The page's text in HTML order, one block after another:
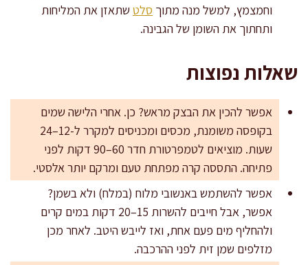
וחמצמץ, למשל מנה מתוך סלט שתאזן את המליחות
ותחתוך את השומן של הגבינה.
שאלות נפוצות
אפשר להכין את הבצק מראש? כן. אחרי הלישה שמים
בקופסה משומנת, מכסים ומכניסים למקרר ל-12–24
שעות. מוציאים לטמפרטורת חדר 60–90 דקות לפני
פתיחה. התססה קרה מפתחת טעם ומרקם יותר אלסטי.
אפשר להשתמש באנשובי מלוח (במלח) ולא בשמן?
אפשר, אבל חייבים להשרות 15–20 דקות במים קרים
ולהחליף מים פעם אחת, ואז לייבש היטב. לאחר מכן
מזלפים שמן זית לפני ההרכבה.